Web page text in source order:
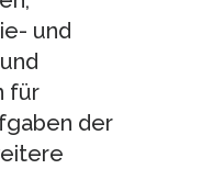
und
für
der